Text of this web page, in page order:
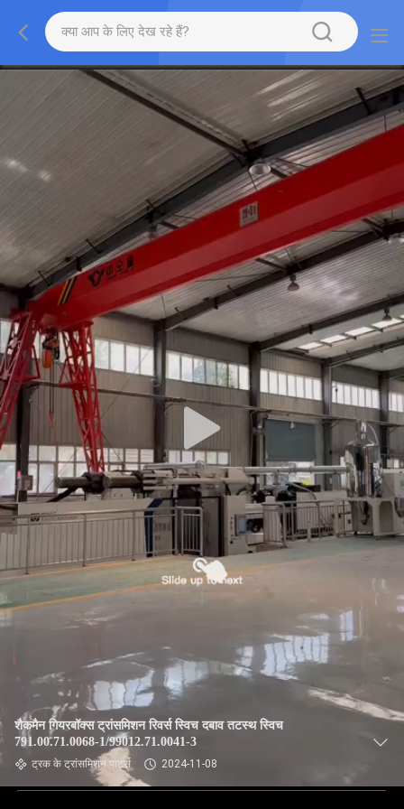
शैकमैन गियरबॉक्स ट्रांसमिशन रिवर्स स्विच दबाव तटस्थ स्विच
791.00.71.0068-1/99012.71.0041-3
ट्रक के ट्रांसमिशन पार्ट्स 2024-11-08